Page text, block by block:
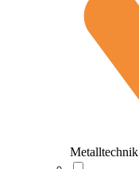
Metalltechnik